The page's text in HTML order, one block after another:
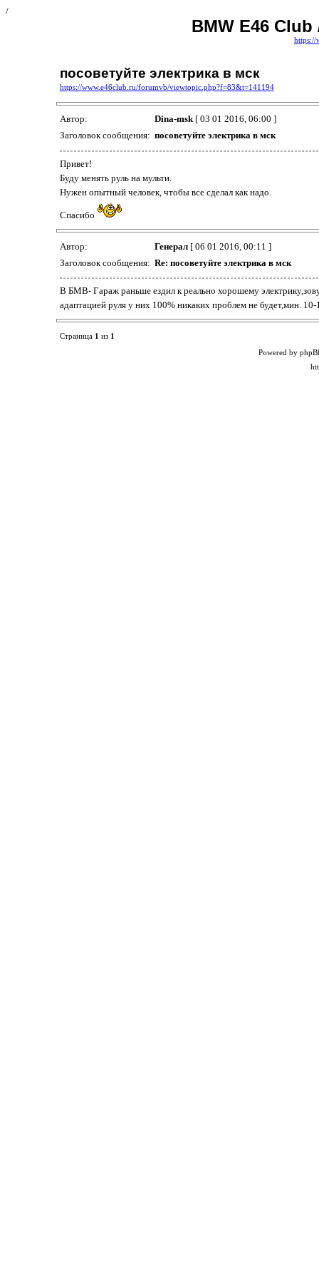
/
BMW E46
https://
посоветуйте электрика в мск
https://www.e46club.ru/forumvb/viewtopic.php?f=83&t=141194
Автор: Dina-msk[ 03 01 2016, 06:00 ]
Заголовок сообщения: посоветуйте электрика в мск
Привет!
Буду менять руль на мульти.
Нужен опытный человек, чтобы все сделал как надо.
Спасибо
Автор: Генерал[ 06 01 2016, 00:11 ]
Заголовок сообщения: Re: посоветуйте электрика в мск
В БМВ- Гараж раньше ездил к реально хорошему
адаптацией руля у них 100% никаких проблем не будет,мин.
Страница 1 из 1
Powered by